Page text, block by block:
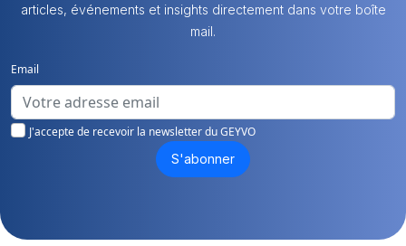
articles, événements et insights directement dans votre boîte
mail.
Email
J'accepte de recevoir la newsletter du GEYVO
S'abonner